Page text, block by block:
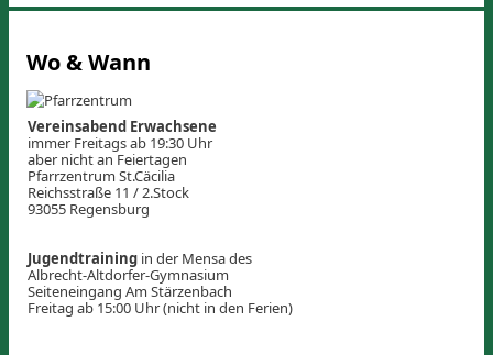
Wo & Wann
Vereinsabend Erwachsene
immer Freitags ab 19:30 Uhr
aber nicht an Feiertagen
Pfarrzentrum St.Cäcilia
Reichsstraße 11 / 2.Stock
93055 Regensburg
Jugendtraining in der Mensa des
Albrecht-Altdorfer-Gymnasium
Seiteneingang Am Stärzenbach
Freitag ab 15:00 Uhr (nicht in den Ferien)